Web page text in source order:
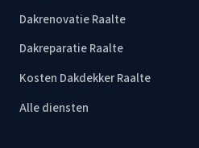
Dakrenovatie Raalte
Dakreparatie Raalte
Kosten Dakdekker Raalte
Alle diensten